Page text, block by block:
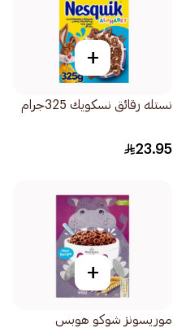
+
نستله رقائق نسكويك 325جرام
23.95
+
موريسونز شوكو هوبس